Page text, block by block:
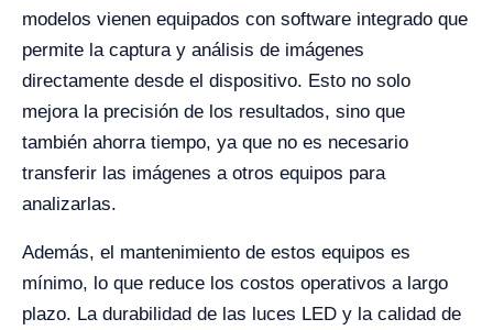
modelos vienen equipados con software integrado que
permite la captura y análisis de imágenes
directamente desde el dispositivo. Esto no solo
mejora la precisión de los resultados, sino que
también ahorra tiempo, ya que no es necesario
transferir las imágenes a otros equipos para
analizarlas.
Además, el mantenimiento de estos equipos es
mínimo, lo que reduce los costos operativos a largo
plazo. La durabilidad de las luces LED y la calidad de